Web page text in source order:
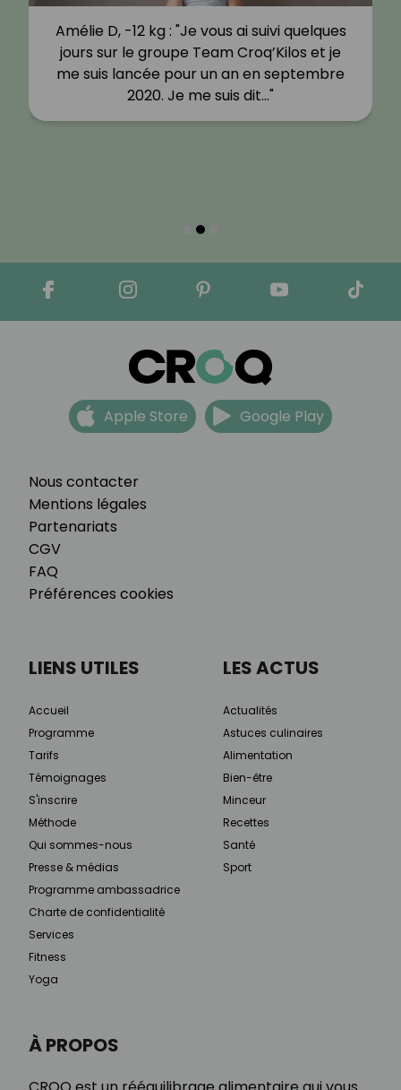
Amélie D, -12 kg : "Je vous ai suivi quelques
jours sur le groupe Team Croq’Kilos et je
me suis lancée pour un an en septembre
2020. Je me suis dit…"
Nous contacter
Mentions légales
Partenariats
CGV
FAQ
Préférences cookies
Apple Store Google Play
À PROPOS
LIENS UTILES
Accueil
Programme
Tarifs
Témoignages
S'inscrire
Méthode
Qui sommes-nous
Presse & médias
Programme ambassadrice
Charte de confidentialité
Services
Fitness
Yoga
LES ACTUS
Actualités
Astuces culinaires
Alimentation
Bien-être
Minceur
Recettes
Santé
Sport